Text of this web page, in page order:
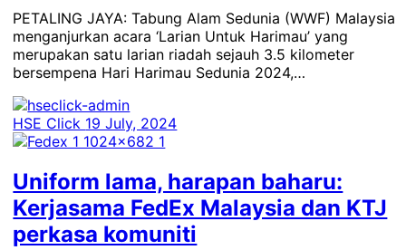
PETALING JAYA: Tabung Alam Sedunia (WWF) Malaysia
menganjurkan acara ‘Larian Untuk Harimau’ yang
merupakan satu larian riadah sejauh 3.5 kilometer
bersempena Hari Harimau Sedunia 2024,…
HSE Click 19 July, 2024
Uniform lama, harapan baharu:
Kerjasama FedEx Malaysia dan KTJ
perkasa komuniti